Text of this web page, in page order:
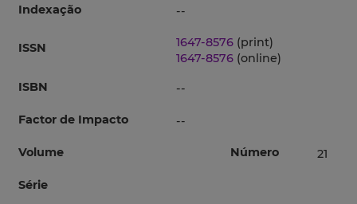
Indexação
--
ISSN 1647-8576 (print)
1647-8576 (online)
ISBN
--
Factor de Impacto --
Volume Número 21
Série